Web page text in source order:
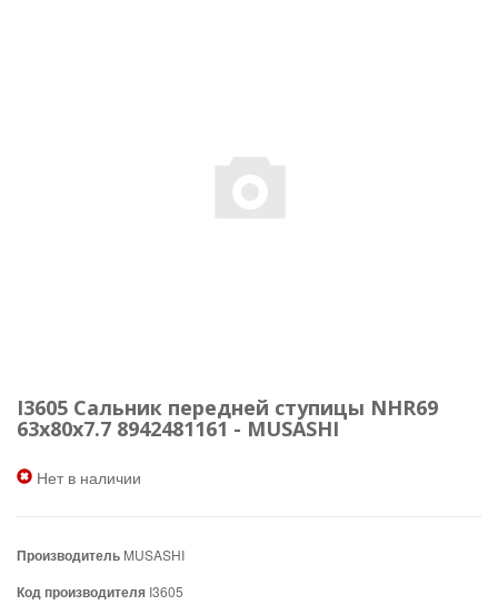
I3605 Сальник передней ступицы NHR69
63x80x7.7 8942481161 - MUSASHI
Нет в наличии
Производитель MUSASHI
Код производителя I3605